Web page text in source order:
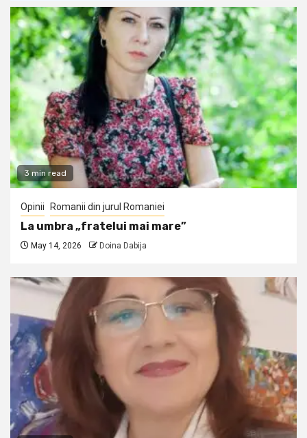
3 min read
Opinii Romanii din jurul Romaniei
La umbra „fratelui mai mare”
May 14, 2026 Doina Dabija